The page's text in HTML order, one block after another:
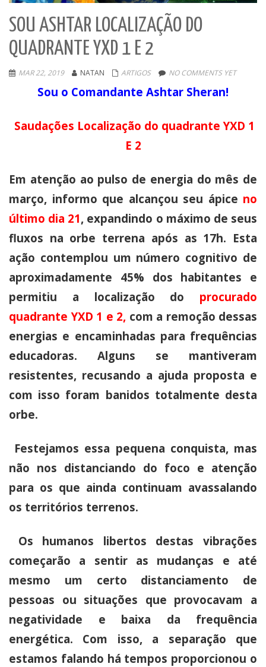
SOU ASHTAR LOCALIZAÇÃO DO
QUADRANTE YXD 1 E 2
MAR 22, 2019 NATAN ARTIGOS NO COMMENTS YET
Sou o Comandante Ashtar Sheran!
Saudações Localização do quadrante YXD 1
E 2
Em atenção ao pulso de energia do mês de
março, informo que alcançou seu ápice no
último dia 21, expandindo o máximo de seus
fluxos na orbe terrena após as 17h. Esta
ação contemplou um número cognitivo de
aproximadamente 45% dos habitantes e
permitiu a localização do procurado
quadrante YXD 1 e 2, com a remoção dessas
energias e encaminhadas para frequências
educadoras. Alguns se mantiveram
resistentes, recusando a ajuda proposta e
com isso foram banidos totalmente desta
orbe.
Festejamos essa pequena conquista, mas
não nos distanciando do foco e atenção
para os que ainda continuam avassalando
os territórios terrenos.
Os humanos libertos destas vibrações
começarão a sentir as mudanças e até
mesmo um certo distanciamento de
pessoas ou situações que provocavam a
negatividade e baixa da frequência
energética. Com isso, a separação que
estamos falando há tempos proporcionou o